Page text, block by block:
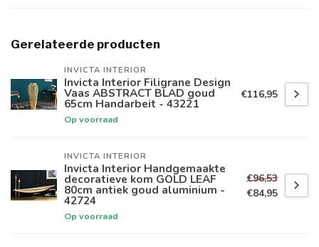
Gerelateerde producten
INVICTA INTERIOR
Invicta Interior Filigrane Design
Vaas ABSTRACT BLAD goud
65cm Handarbeit - 43221
Op voorraad
€116,95
INVICTA INTERIOR
Invicta Interior Handgemaakte
decoratieve kom GOLD LEAF
80cm antiek goud aluminium -
42724
Op voorraad
€96,53
€84,95